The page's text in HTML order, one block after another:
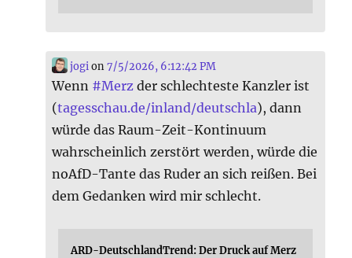
jogion7/5/2026, 6:12:42 PM
Wenn #Merz der schlechteste Kanzler ist
(tagesschau.de/inland/deutschla), dann
würde das Raum-Zeit-Kontinuum
wahrscheinlich zerstört werden, würde die
noAfD-Tante das Ruder an sich reißen. Bei
dem Gedanken wird mir schlecht.
ARD-DeutschlandTrend: Der Druck auf Merz